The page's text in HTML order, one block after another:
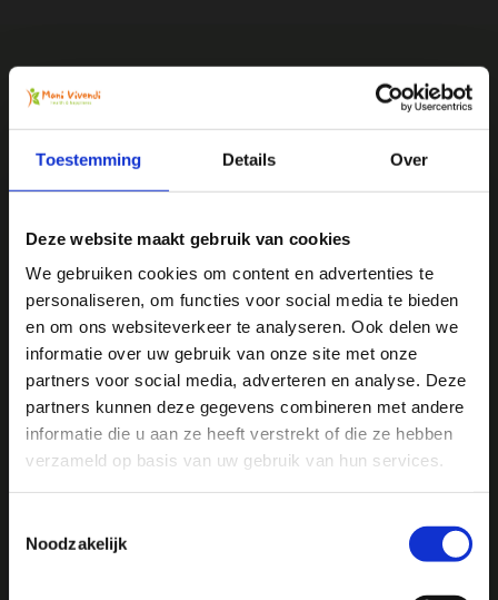
Toestemming Details Over
Deze website maakt gebruik van cookies
We gebruiken cookies om content en advertenties te
personaliseren, om functies voor social media te bieden
en om ons websiteverkeer te analyseren. Ook delen we
informatie over uw gebruik van onze site met onze
partners voor social media, adverteren en analyse. Deze
partners kunnen deze gegevens combineren met andere
informatie die u aan ze heeft verstrekt of die ze hebben
verzameld op basis van uw gebruik van hun services.
Noodzakelijk
We♥health & happiness
Mani Vivendi gezondheidsproducten: Net dat
Mani Vivendi heeft bijna 25 jaar ervaring met effectieve,
duurzame producten die de gezondheid in het algemeen
bevorderen en klachten helpen voorkomen.
Ja, ik wil 5% korting op mijn
volgende bestelling!
Ontvang direct 5% kortingop je volgende aankoop en
profiteer maandelijks van hoge kortingen door je te
abonneren op onze leuke nieuwsbrief! 😀